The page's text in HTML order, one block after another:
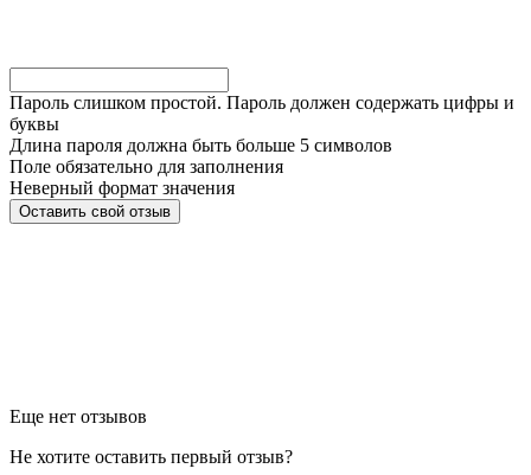
Пароль слишком простой. Пароль должен содержать цифры и
буквы
Длина пароля должна быть больше 5 символов
Поле обязательно для заполнения
Неверный формат значения
Еще нет отзывов
Не хотите оставить первый отзыв?